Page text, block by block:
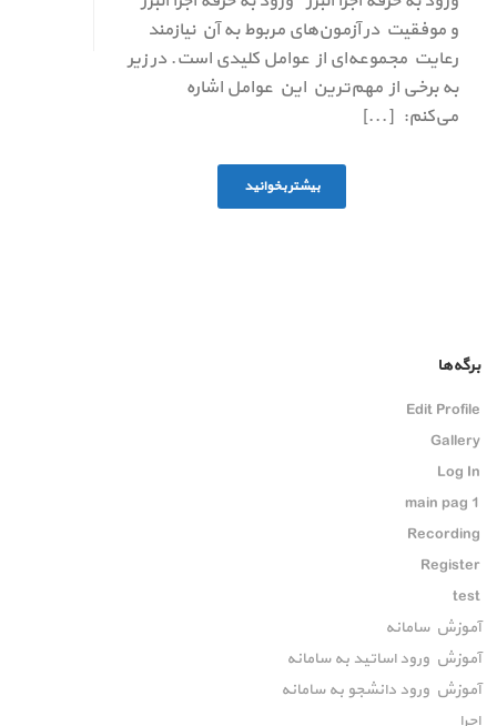
و موفقیت در آزمون‌های مربوط به آن نیازمند
رعایت مجموعه‌ای از عوامل کلیدی است. در زیر
به برخی از مهم‌ترین این عوامل اشاره
می‌کنم: [...]
بیشتر بخوانید
برگه‌ها
Edit Profile
Gallery
Log In
main pag 1
Recording
Register
test
آموزش سامانه
آموزش ورود اساتید به سامانه
آموزش ورود دانشجو به سامانه